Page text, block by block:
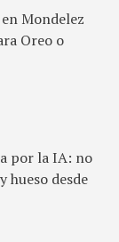
Mondelez
Oreo o
por la IA: no
hueso desde